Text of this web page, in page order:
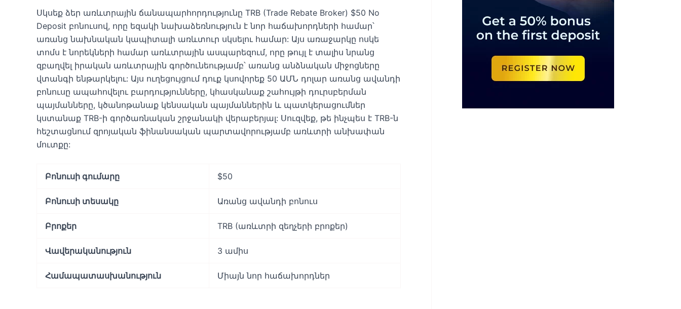
Սկսեք ձեր առևտրային ճանապարհորդությունը TRB (Trade Rebate Broker) $50 No
Deposit բոնուսով, որը եզակի նախաձեռնություն է նոր հաճախորդների համար՝
առանց նախնական կապիտալի առևտուր սկսելու համար: Այս առաջարկը ոսկե
տոմս է նորեկների համար առևտրային ասպարեզում, որը թույլ է տալիս նրանց
զբաղվել իրական առևտրային գործունեությամբ՝ առանց անձնական միջոցները
վտանգի ենթարկելու: Այս ուղեցույցում դուք կսովորեք 50 ԱՄՆ դոլար առանց ավանդի
բոնուսը ապահովելու բարդությունները, կհասկանաք շահույթի դուրսբերման
պայմանները, կծանոթանաք կենսական պայմաններին և պատկերացումներ
կստանաք TRB-ի գործառնական շրջանակի վերաբերյալ: Սուզվեք, թե ինչպես է TRB-ն
հեշտացնում զրոյական ֆինանսական պարտավորությամբ առևտրի անխափան
մուտքը:
Բոնուսի գումարը $50
Բոնուսի տեսակը Առանց ավանդի բոնուս
Բրոքեր TRB (առևտրի զեղչերի բրոքեր)
Վավերականություն 3 ամիս
Համապատասխանություն Միայն նոր հաճախորդներ